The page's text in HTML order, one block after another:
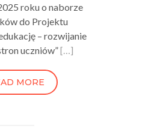
roku o naborze
do Projektu
– rozwijanie
uczniów”[…]
MORE